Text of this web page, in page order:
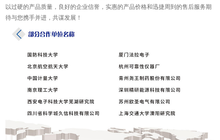
以过硬的产品质量，良好的企业信誉，实惠的产品价格和迅捷周到的售后服务期
待与您携手并进，共谋发展！